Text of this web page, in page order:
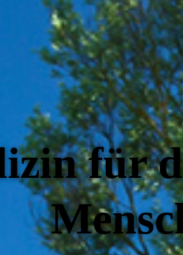
für